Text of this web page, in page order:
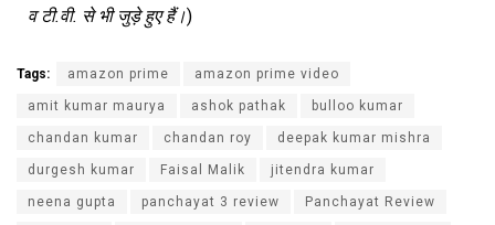
व टी.वी. से भी जुड़े हुए हैं।)
Tags: amazon prime amazon prime video
amit kumar maurya ashok pathak bulloo kumar
chandan kumar chandan roy deepak kumar mishra
durgesh kumar Faisal Malik jitendra kumar
neena gupta panchayat 3 review Panchayat Review